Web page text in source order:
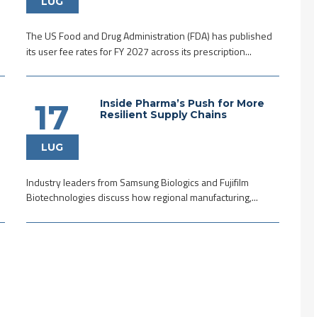
The US Food and Drug Administration (FDA) has published
its user fee rates for FY 2027 across its prescription...
17
LUG
Inside Pharma’s Push for More
Resilient Supply Chains
Industry leaders from Samsung Biologics and Fujifilm
Biotechnologies discuss how regional manufacturing,...